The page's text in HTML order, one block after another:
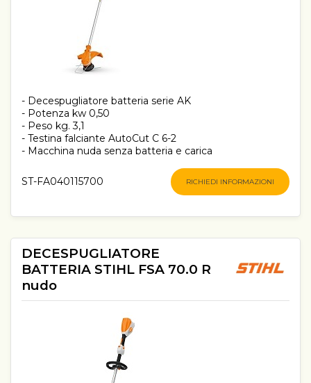
- Decespugliatore batteria serie AK
- Potenza kw 0,50
- Peso kg. 3,1
- Testina falciante AutoCut C 6-2
- Macchina nuda senza batteria e carica
ST-FA040115700 RICHIEDI INFORMAZIONI
DECESPUGLIATORE
BATTERIA STIHL FSA 70.0 R
nudo